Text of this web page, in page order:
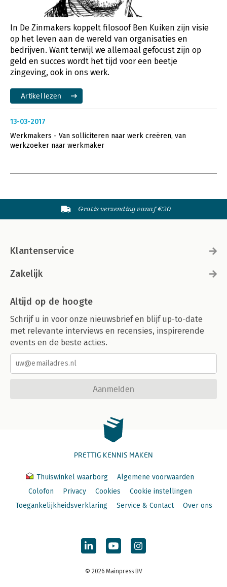
In De Zinmakers koppelt filosoof Ben Kuiken zijn visie
op het leven aan de wereld van organisaties en
bedrijven. Want terwijl we allemaal gefocust zijn op
geld en succes wordt het tijd voor een beetje
zingeving, ook in ons werk.
Artikel lezen
13-03-2017
Werkmakers - Van solliciteren naar werk creëren, van
werkzoeker naar werkmaker
Gratis verzending vanaf €20
Klantenservice
Zakelijk
Altijd op de hoogte
Schrijf u in voor onze nieuwsbrief en blijf up-to-date
met relevante interviews en recensies, inspirerende
events en de beste acties.
Aanmelden
PRETTIG KENNIS MAKEN
Thuiswinkel waarborg
Algemene voorwaarden
Colofon
Privacy Cookies
Cookie instellingen
Toegankelijkheidsverklaring
Service & Contact Over ons
© 2026 Mainpress BV